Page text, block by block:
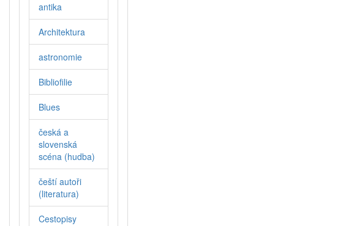
antika
Architektura
astronomie
Bibliofilie
Blues
česká a
slovenská
scéna (hudba)
čeští autoři
(literatura)
Cestopisy